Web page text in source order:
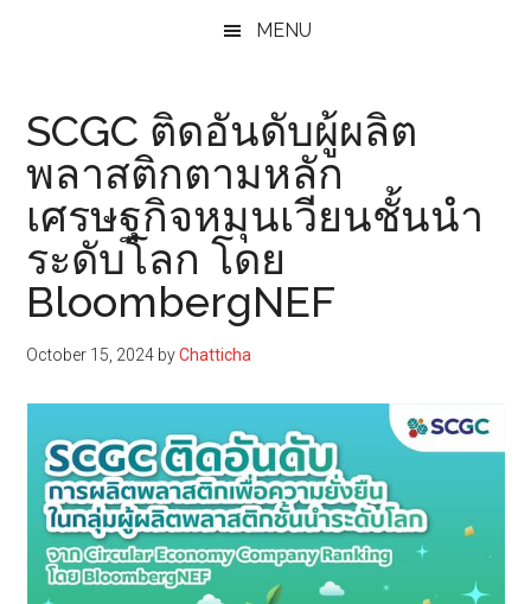
MENU
SCGC ติดอันดับผู้ผลิต
พลาสติกตามหลัก
เศรษฐกิจหมุนเวียนชั้นนำ
ระดับโลก โดย
BloombergNEF
October 15, 2024 byChatticha